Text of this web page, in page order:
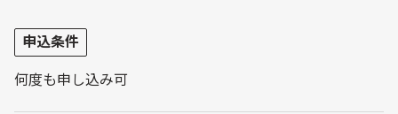
申込条件
何度も申し込み可